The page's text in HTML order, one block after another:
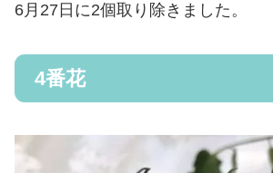
6月27日に2個取り除きました。
4番花